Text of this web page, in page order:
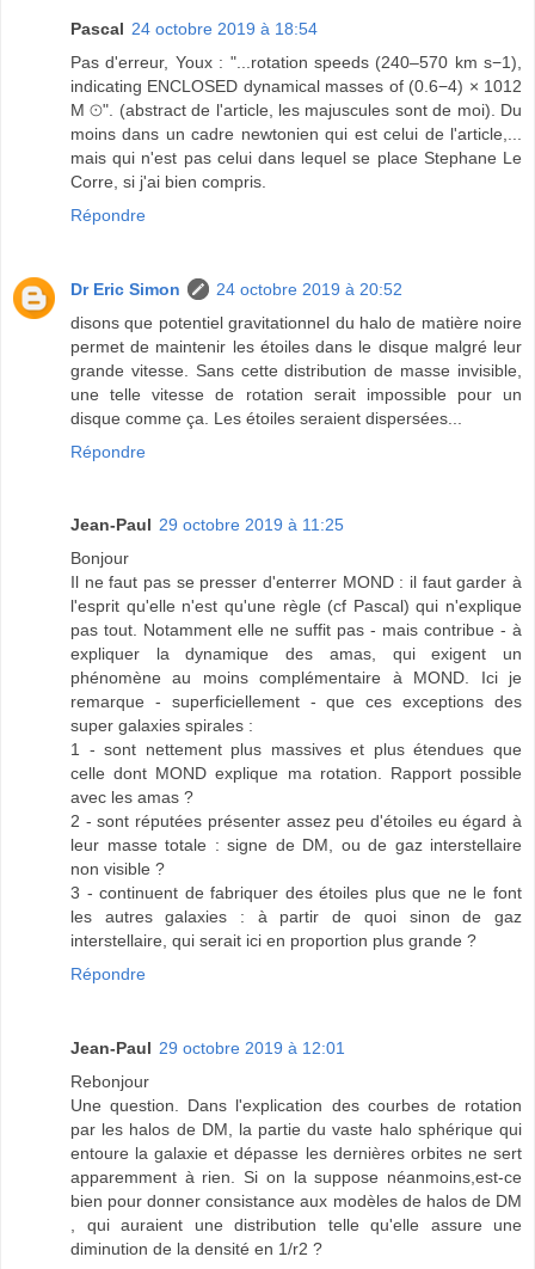
Pascal 24 octobre 2019 à 18:54
Pas d'erreur, Youx : "...rotation speeds (240–570 km s−1),
indicating ENCLOSED dynamical masses of (0.6−4) × 1012
M ⊙". (abstract de l'article, les majuscules sont de moi). Du
moins dans un cadre newtonien qui est celui de l'article,...
mais qui n'est pas celui dans lequel se place Stephane Le
Corre, si j'ai bien compris.
Répondre
Dr Eric Simon
24 octobre 2019 à 20:52
disons que potentiel gravitationnel du halo de matière noire
permet de maintenir les étoiles dans le disque malgré leur
grande vitesse. Sans cette distribution de masse invisible,
une telle vitesse de rotation serait impossible pour un
disque comme ça. Les étoiles seraient dispersées...
Répondre
Jean-Paul 29 octobre 2019 à 11:25
Bonjour
Il ne faut pas se presser d'enterrer MOND : il faut garder à
l'esprit qu'elle n'est qu'une règle (cf Pascal) qui n'explique
pas tout. Notamment elle ne suffit pas - mais contribue - à
expliquer la dynamique des amas, qui exigent un
phénomène au moins complémentaire à MOND. Ici je
remarque - superficiellement - que ces exceptions des
super galaxies spirales :
1 - sont nettement plus massives et plus étendues que
celle dont MOND explique ma rotation. Rapport possible
avec les amas ?
2 - sont réputées présenter assez peu d'étoiles eu égard à
leur masse totale : signe de DM, ou de gaz interstellaire
non visible ?
3 - continuent de fabriquer des étoiles plus que ne le font
les autres galaxies : à partir de quoi sinon de gaz
interstellaire, qui serait ici en proportion plus grande ?
Répondre
Jean-Paul 29 octobre 2019 à 12:01
Rebonjour
Une question. Dans l'explication des courbes de rotation
par les halos de DM, la partie du vaste halo sphérique qui
entoure la galaxie et dépasse les dernières orbites ne sert
apparemment à rien. Si on la suppose néanmoins,est-ce
bien pour donner consistance aux modèles de halos de DM
, qui auraient une distribution telle qu'elle assure une
diminution de la densité en 1/r2 ?